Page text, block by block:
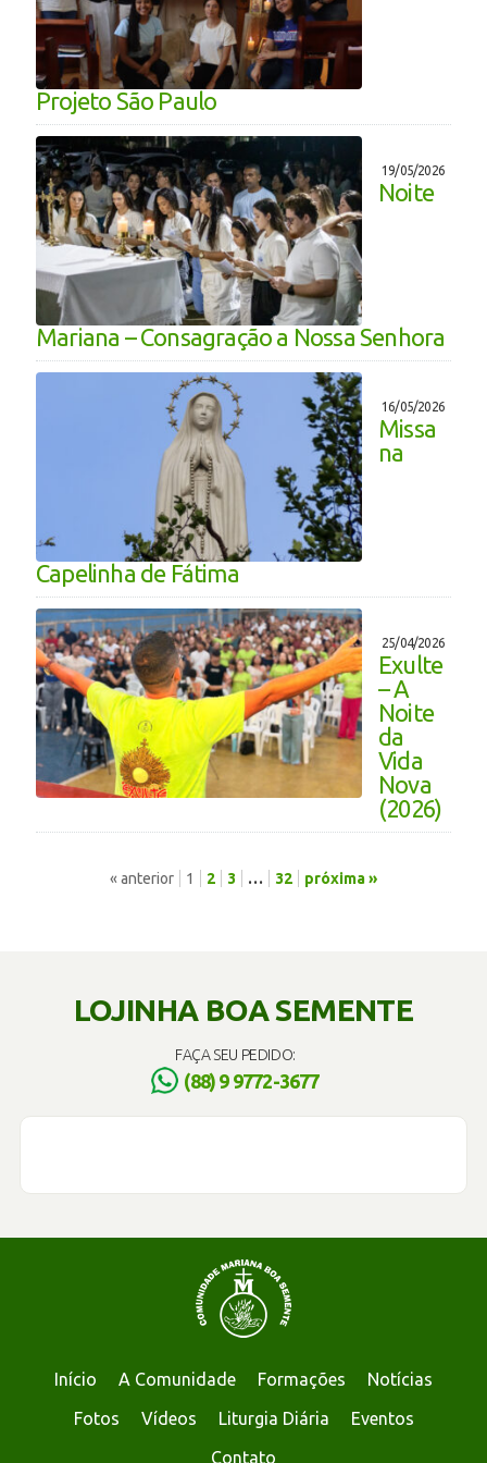
Projeto São Paulo
19/05/2026
Noite
Mariana – Consagração a Nossa Senhora
16/05/2026
Missa
na
Capelinha de Fátima
25/04/2026
Exulte
– A
Noite
da
Vida
Nova
(2026)
« anterior 1 2 3 … 32 próxima »
LOJINHA BOA SEMENTE
FAÇA SEU PEDIDO:
(88) 9 9772-3677
Início A Comunidade Formações
Notícias
Fotos
Vídeos Liturgia Diária
Eventos
Contato